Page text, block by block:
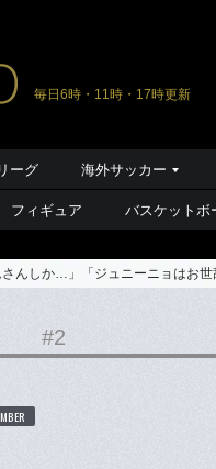
毎日6時・11時・17時更新
ーグ 海外サッカー
フィギュア バスケットボ
さんしか…」「ジュニーニョはお
#2